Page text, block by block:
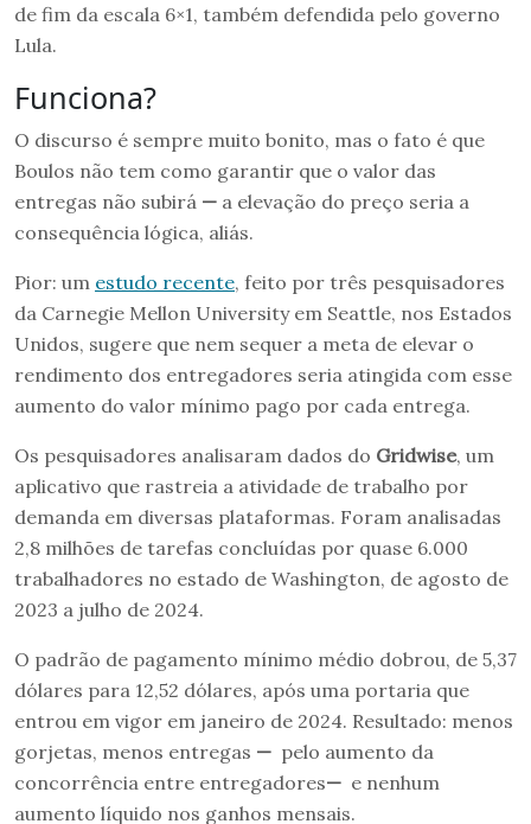
de fim da escala 6×1, também defendida pelo governo
Lula.
Funciona?
O discurso é sempre muito bonito, mas o fato é que
Boulos não tem como garantir que o valor das
entregas não subirá — a elevação do preço seria a
consequência lógica, aliás.
Pior: um estudo recente, feito por três pesquisadores
da Carnegie Mellon University em Seattle, nos Estados
Unidos, sugere que nem sequer a meta de elevar o
rendimento dos entregadores seria atingida com esse
aumento do valor mínimo pago por cada entrega.
Os pesquisadores analisaram dados do Gridwise, um
aplicativo que rastreia a atividade de trabalho por
demanda em diversas plataformas. Foram analisadas
2,8 milhões de tarefas concluídas por quase 6.000
trabalhadores no estado de Washington, de agosto de
2023 a julho de 2024.
O padrão de pagamento mínimo médio dobrou, de 5,37
dólares para 12,52 dólares, após uma portaria que
entrou em vigor em janeiro de 2024. Resultado: menos
gorjetas, menos entregas — pelo aumento da
concorrência entre entregadores— e nenhum
aumento líquido nos ganhos mensais.